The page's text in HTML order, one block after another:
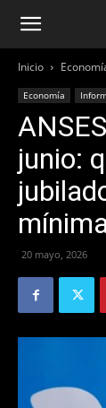
Inicio
Economía
junio:
20 mayo, 2026